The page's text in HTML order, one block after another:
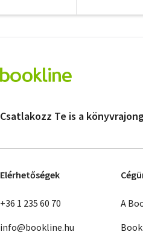
Csatlakozz Te is a
Elérhetőségek
+36 1 235 60 70
info@bookline.hu
A